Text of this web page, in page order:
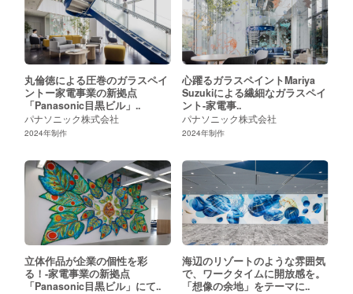
丸倫徳による圧巻のガラスペイ
ントー家電事業の新拠点
「Panasonic目黒ビル」..
パナソニック株式会社
2024年制作
心躍るガラスペイントMariya
Suzukiによる繊細なガラスペイ
ント-家電事..
パナソニック株式会社
2024年制作
立体作品が企業の個性を彩
る！-家電事業の新拠点
「Panasonic目黒ビル」にて..
海辺のリゾートのような雰囲気
で、ワークタイムに開放感を。
「想像の余地」をテーマに..